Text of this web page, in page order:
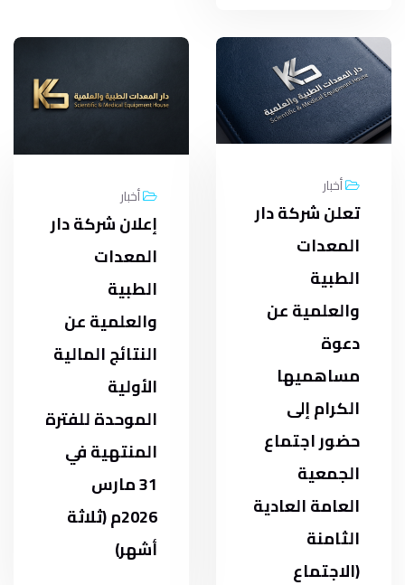
أخبار
تعلن شركة دار
المعدات
الطبية
والعلمية عن
دعوة
مساهميها
الكرام إلى
حضور اجتماع
الجمعية
العامة العادية
الثامنة
(الاجتماع
أخبار
إعلان شركة دار
المعدات
الطبية
والعلمية عن
النتائج المالية
الأولية
الموحدة للفترة
المنتهية في
31 مارس
2026م (ثلاثة
أشهر)